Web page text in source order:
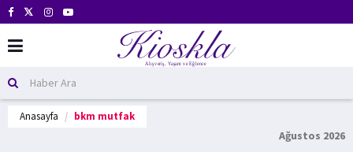
Anasayfa bkm mutfak
Ağustos 2026